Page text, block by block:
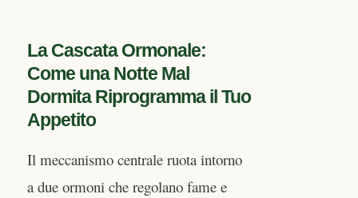
La Cascata Ormonale:
Come una Notte Mal
Dormita Riprogramma il Tuo
Appetito
Il meccanismo centrale ruota intorno
a due ormoni che regolano fame e